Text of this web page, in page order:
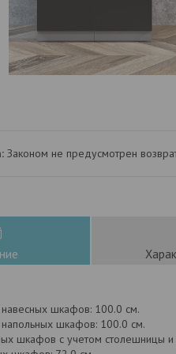
Законом не предусмотрен
шкафов: 100.0 см.
шкафов: 100.0 см.
шкафов с учетом столешницы